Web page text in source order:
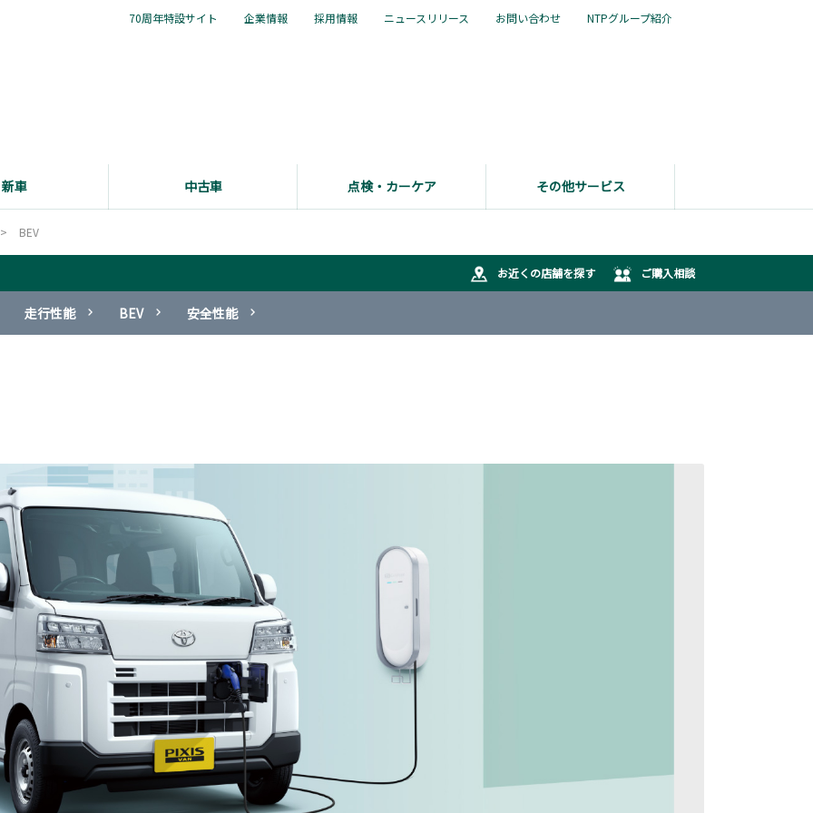
新車 中古車 点検・カーケア その他サービス
70周年特設サイト 企業情報 採用情報 ニュースリリース お問い合わせ NTPグループ紹介
BEV
お近くの店舗を探す ご購入相談
走行性能 BEV 安全性能